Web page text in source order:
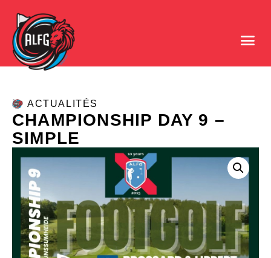
ACTUALITÉS
CHAMPIONSHIP DAY 9 –
SIMPLE